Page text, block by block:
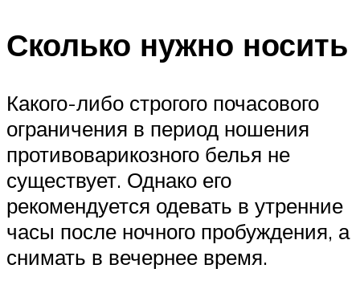
Сколько нужно носить
Какого-либо строгого почасового
ограничения в период ношения
противоварикозного белья не
существует. Однако его
рекомендуется одевать в утренние
часы после ночного пробуждения, а
снимать в вечернее время.